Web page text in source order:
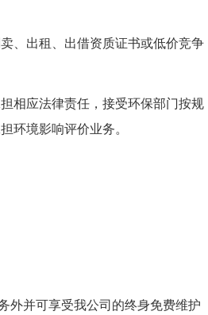
、出租、出借资质证书或低价竞争
相应法律责任，接受环保部门按规
环境影响评价业务。
外并可享受我公司的终身免费维护